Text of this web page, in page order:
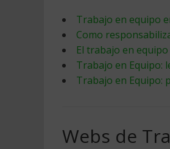
Trabajo en equipo
Como
El trabajo en
Trabajo en Equipo:
Trabajo en Equipo:
Webs de